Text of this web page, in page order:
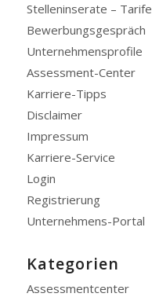
Stelleninserate – Tarife
Bewerbungsgespräch
Unternehmensprofile
Assessment-Center
Karriere-Tipps
Disclaimer
Impressum
Karriere-Service
Login
Registrierung
Unternehmens-Portal
Kategorien
Assessmentcenter